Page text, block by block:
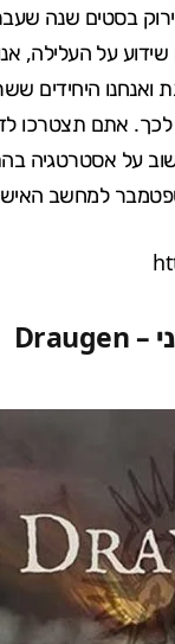
בסטים שנה
על העלילה,
היחידים
אתם תצטרכו
למחשב
–
Draugen